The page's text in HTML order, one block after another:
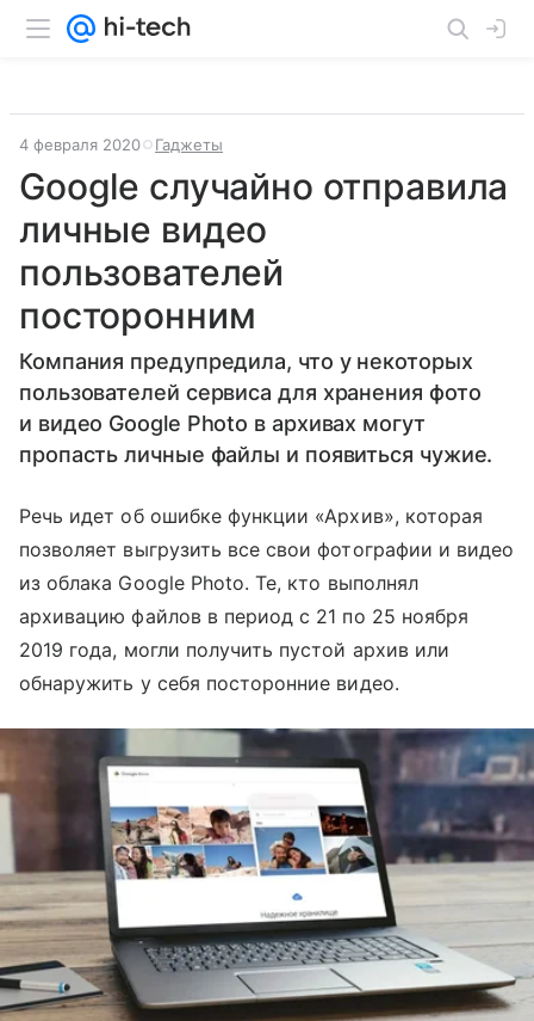
4 февраля 2020 Гаджеты
Google случайно отправила
личные видео
пользователей
посторонним
Компания предупредила, что у некоторых
пользователей сервиса для хранения фото
и видео Google Photo в архивах могут
пропасть личные файлы и появиться чужие.
Речь идет об ошибке функции «Архив», которая
позволяет выгрузить все свои фотографии и видео
из облака Google Photo. Те, кто выполнял
архивацию файлов в период с 21 по 25 ноября
2019 года, могли получить пустой архив или
обнаружить у себя посторонние видео.